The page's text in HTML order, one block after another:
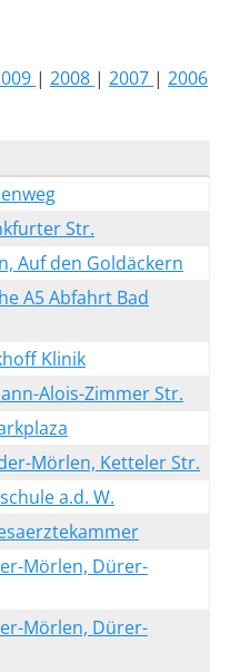
| 2008 | 2007 | 2006
Str.
Auf den Goldäckern
A5 Abfahrt Bad
Klinik
Alois-Zimmer Str.
Mörlen, Ketteler Str.
a.d. W.
Mörlen, Dürer-
Mörlen, Dürer-